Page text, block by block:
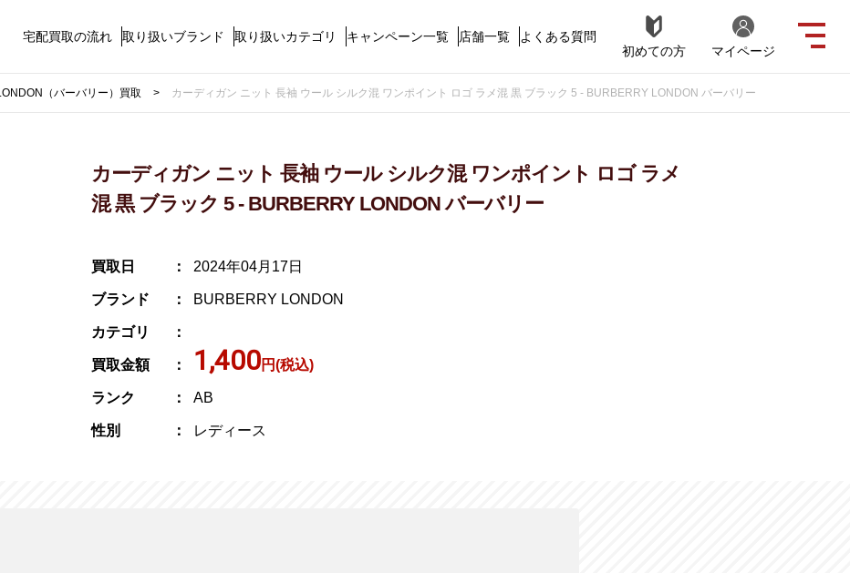
宅配買取の流れ 取り扱いブランド 取り扱いカテゴリ キャンペーン一覧 店舗一覧
よくある質問
初めての方
マイページ
（バーバリー）買取 カーディガン ニット 長袖 ウール シルク混 ワンポイント ロゴ ラメ混 黒 ブラック 5 - BURBERRY LONDON バーバリー
カーディガン ニット 長袖 ウール シルク混 ワンポイント ロゴ ラメ
混 黒 ブラック 5 - BURBERRY LONDON バーバリー
買取日 2024年04月17日
ブランド BURBERRY LONDON
カテゴリ
買取金額 1,400円(税込)
ランク AB
性別 レディース